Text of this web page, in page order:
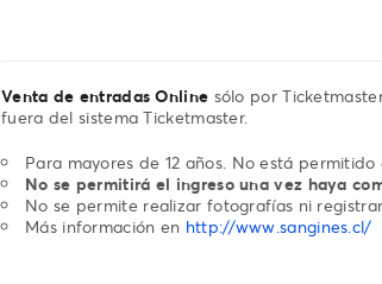
Venta de entradas Online sólo por
fuera del sistema Ticketmaster.
Para mayores de 12 años. No está
No se permitirá el ingreso una vez haya
No se permite realizar fotografías ni
Más información en http://www.sangines.cl/